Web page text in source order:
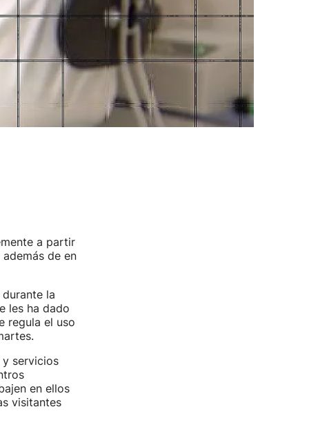
a partir
además de en
la
les ha dado
regula el uso
y servicios
en ellos
visitantes